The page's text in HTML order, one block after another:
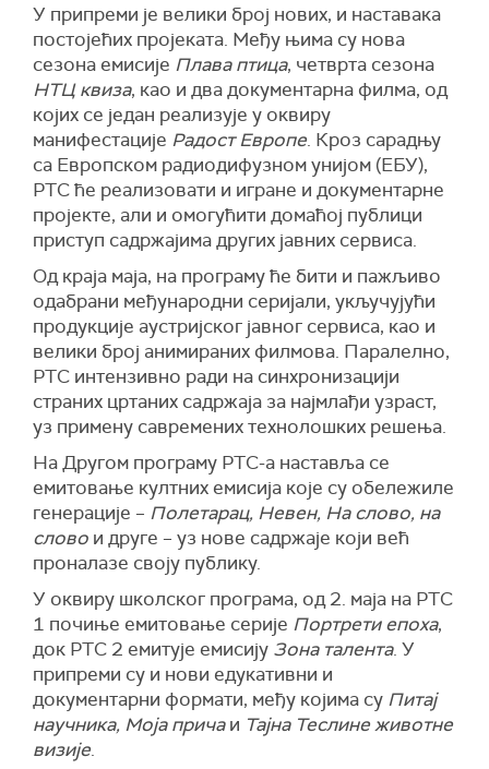
У припреми је велики број нових, и наставака
постојећих пројеката. Међу њима су нова
сезона емисије Плава птица, четврта сезона
НТЦ квиза, као и два документарна филма, од
којих се један реализује у оквиру
манифестације Радост Европе. Кроз сарадњу
са Европском радиодифузном унијом (ЕБУ),
РТС ће реализовати и игране и документарне
пројекте, али и омогућити домаћој публици
приступ садржајима других јавних сервиса.
Од краја маја, на програму ће бити и пажљиво
одабрани међународни серијали, укључујући
продукције аустријског јавног сервиса, као и
велики број анимираних филмова. Паралелно,
РТС интензивно ради на синхронизацији
страних цртаних садржаја за најмлађи узраст,
уз примену савремених технолошких решења.
На Другом програму РТС-а наставља се
емитовање култних емисија које су обележиле
генерације – Полетарац, Невен, На слово, на
слово и друге – уз нове садржаје који већ
проналазе своју публику.
У оквиру школског програма, од 2. маја на РТС
1 почиње емитовање серије Портрети епоха,
док РТС 2 емитује емисију Зона талента. У
припреми су и нови едукативни и
документарни формати, међу којима су Питај
научника, Моја причаи Тајна Теслине животне
визије.